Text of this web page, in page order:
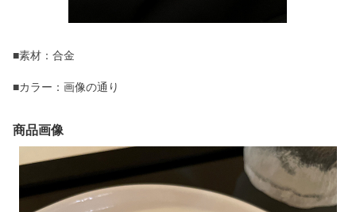
■素材：合金
■カラー：画像の通り
商品画像